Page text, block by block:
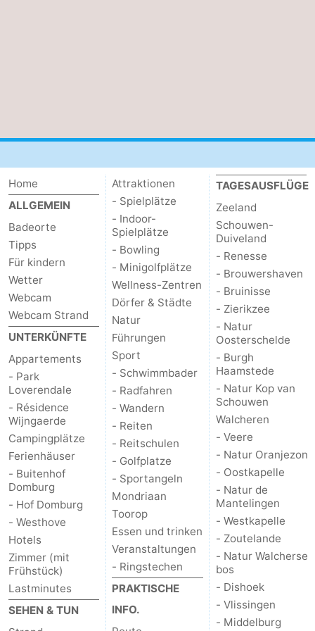
Kop
Schouwen
-
Natur
Oranjezon
-
Oostkapelle
-
Natur
de
Mantelingen
-
Westkapelle
-
Zoutelande
-
Natur
Walcherse
bos
-
Dishoek
-
Vlissingen
Middelburg
Zeeuws-
Nieuwvliet
-
Sluis
-
Cadzand
-
Home
ALLGEMEIN
Badeorte
Tipps
Für kindern
Wetter
Webcam
Webcam Strand
UNTERKÜNFTE
Appartements
- Park
Loverendale
- Résidence
Wijngaerde
Campingplätze
Ferienhäuser
- Buitenhof
Domburg
- Hof Domburg
- Westhove
Hotels
Zimmer (mit
Frühstück)
Lastminutes
SEHEN & TUN
Attraktionen
- Spielplätze
- Indoor-
Spielplätze
- Bowling
- Minigolfplätze
Wellness-Zentren
Dörfer & Städte
Natur
Führungen
Sport
- Schwimmbader
- Radfahren
- Wandern
- Reiten
- Reitschulen
- Golfplatze
- Sportangeln
Mondriaan
Toorop
Essen und trinken
Veranstaltungen
- Ringstechen
PRAKTISCHE
INFO.
TAGESAUSFLÜGE
Zeeland
Schouwen-
Duiveland
- Renesse
- Brouwershaven
- Bruinisse
- Zierikzee
- Natur
Oosterschelde
- Burgh
Haamstede
- Natur Kop van
Schouwen
Walcheren
- Veere
- Natur Oranjezon
- Oostkapelle
- Natur de
Mantelingen
- Westkapelle
- Zoutelande
- Natur Walcherse
bos
- Dishoek
- Vlissingen
- Middelburg